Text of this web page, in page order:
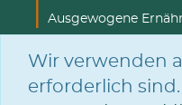
Wir verwenden
erforderlich
Ausgewogene